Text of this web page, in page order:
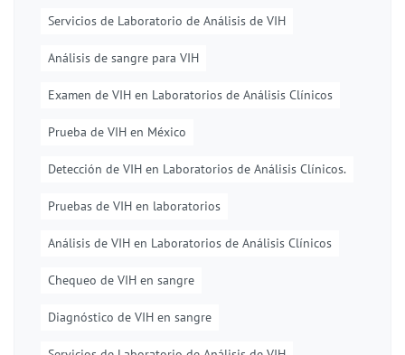
Servicios de Laboratorio de Análisis de VIH
Análisis de sangre para VIH
Examen de VIH en Laboratorios de Análisis Clínicos
Prueba de VIH en México
Detección de VIH en Laboratorios de Análisis Clínicos.
Pruebas de VIH en laboratorios
Análisis de VIH en Laboratorios de Análisis Clínicos
Chequeo de VIH en sangre
Diagnóstico de VIH en sangre